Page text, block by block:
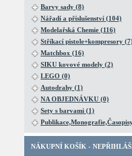
Barvy sady (8)
Nářadí a příslušenství (104)
Modelařská Chemie (116)
Stříkací pistole+kompresory
Matchbox (16)
SIKU kovové modely (2)
LEGO (0)
Autodrahy (1)
NA OBJEDNÁVKU (0)
Sety s barvami (1)
NÁKUPNÍ KOŠÍK -